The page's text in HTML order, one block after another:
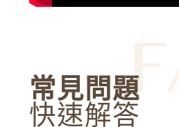
常見問題
快速解答